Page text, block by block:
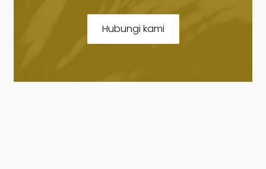
Hubungi kami